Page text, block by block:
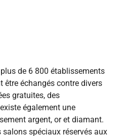
de 6 800 établissements
échangés contre divers
gratuites, des
également une
argent, or et diamant.
spéciaux réservés aux